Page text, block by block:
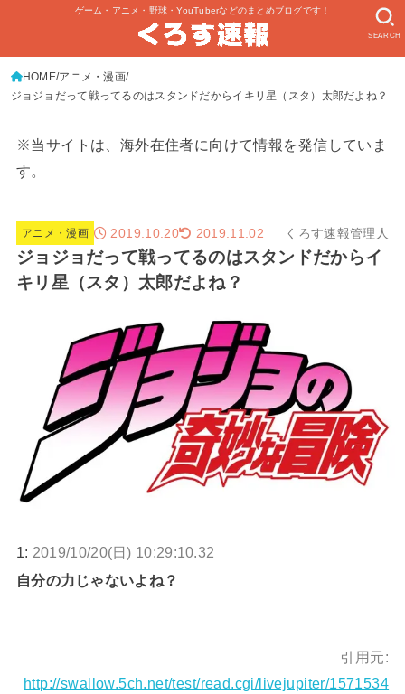
ゲーム・アニメ・野球・YouTuberなどのまとめブログです！
SEARCH
HOME アニメ・漫画
ジョジョだって戦ってるのはスタンドだからイキリ星（スタ）太郎だよね？
※当サイトは、海外在住者に向けて情報を発信していま
す。
アニメ・漫画 2019.10.20 2019.11.02 くろす速報管理人
ジョジョだって戦ってるのはスタンドだからイ
キリ星（スタ）太郎だよね？
1: 2019/10/20(日) 10:29:10.32
自分の力じゃないよね？
引用元:
http://swallow.5ch.net/test/read.cgi/livejupiter/1571534